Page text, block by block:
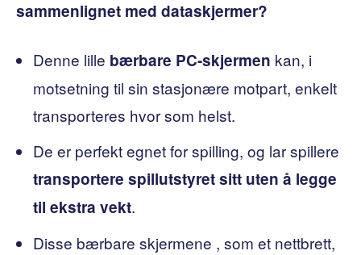
sammenlignet med dataskjermer?
Denne lille bærbare PC-skjermen kan, i
motsetning til sin stasjonære motpart, enkelt
transporteres hvor som helst.
De er perfekt egnet for spilling, og lar spillere
transportere spillutstyret sitt uten å legge
til ekstra vekt.
Disse bærbare skjermene , som et nettbrett,